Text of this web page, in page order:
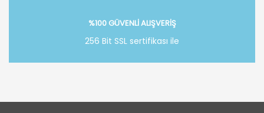
%100 GÜVENLİ ALIŞVERİŞ
256 Bit SSL sertifikası ile